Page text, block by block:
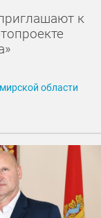
к
области